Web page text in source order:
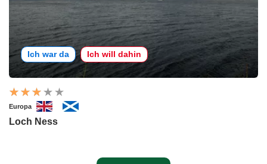
Ich war da Ich will dahin
Europa
Loch Ness